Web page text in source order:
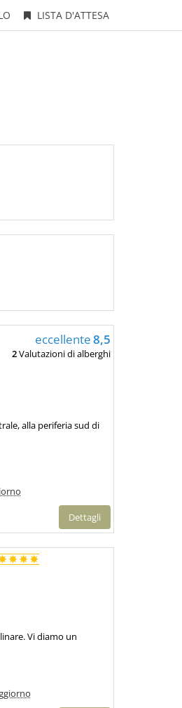
LISTA D'ATTESA
eccellente8,5
2Valutazioni di alberghi
alla periferia sud di
Dettagli
Vi diamo un